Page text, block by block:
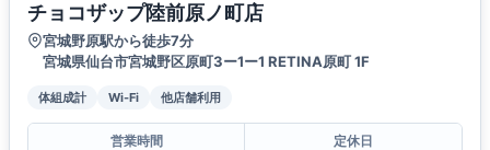
チョコザップ陸前原ノ町店
宮城野原駅から徒歩7分
宮城県仙台市宮城野区原町3ー1ー1 RETINA原町 1F
体組成計 Wi-Fi 他店舗利用
営業時間
定休日